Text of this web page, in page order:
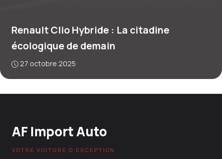
Renault Clio Hybride : La citadine
écologique de demain
27 octobre 2025
AF Import Auto
VOTRE VOITURE D'EXCEPTION